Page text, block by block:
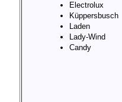
Electrolux
Küppersbusch
Laden
Lady-Wind
Candy